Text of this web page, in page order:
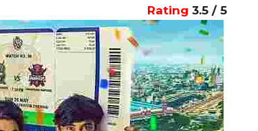
Rating 3.5 / 5